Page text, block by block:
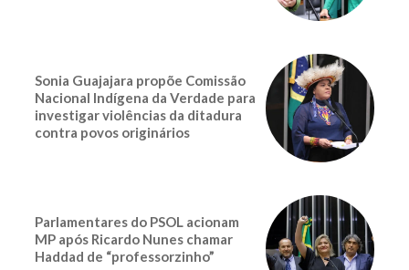
Sonia Guajajara propõe Comissão
Nacional Indígena da Verdade para
investigar violências da ditadura
contra povos originários
Parlamentares do PSOL acionam
MP após Ricardo Nunes chamar
Haddad de “professorzinho”